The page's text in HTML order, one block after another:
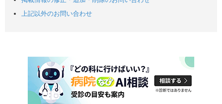
上記以外のお問い合わせ